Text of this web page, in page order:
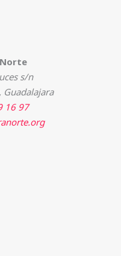
Norte
s/n
16 97